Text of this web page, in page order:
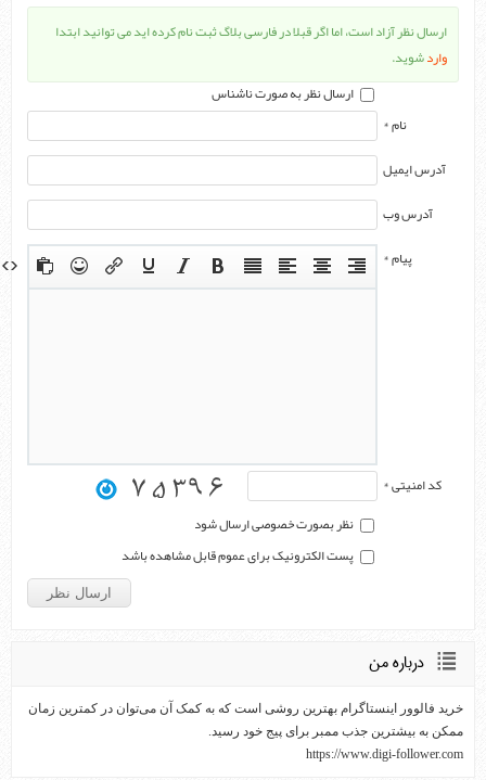
ارسال نظر آزاد است، اما اگر قبلا در فارسی بلاگ ثبت نام کرده اید می توانید ابتدا
واردشوید.
ارسال نظر به صورت ناشناس
نام *
آدرس ایمیل
آدرس وب
پیام *
کد امنیتی *
نظر بصورت خصوصی ارسال شود
پست الکترونیک برای عموم قابل مشاهده باشد
درباره من
خرید فالوور اینستاگرام بهترین روشی است که به کمک آن می‌توان در کمترین زمان
ممکن به بیشترین جذب ممبر برای پیج خود رسید.
https://www.digi-follower.com